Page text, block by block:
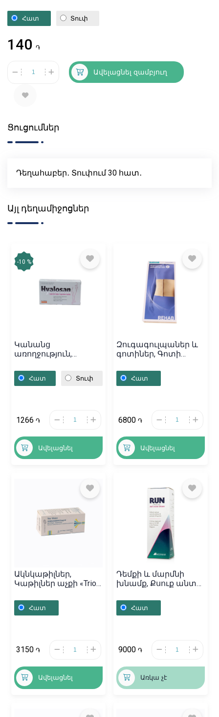
Հատ Տուփ
140 ֏
Ավելացնել զամբյուղ
Ցուցումներ
Դեղահաբեր․ Տուփում 30 հատ․
Այլ դեղամիջոցներ
-10 %
Կանանց
առողջություն,
5մգ, Սլովակիա
Հատ Տուփ
1266 ֏
Ավելացնել
Զուգագուլպաներ և
գոտիներ, Գոտի
Elast» 5, Լատվիա
Հատ
6800 ֏
Ավելացնել
Ակնկաթիլներ,
Կաթիլներ աչքի «Trio
Հատ
3150 ֏
Ավելացնել
Դեմքի և մարմնի
խնամք, Քսուք անտի-
Հունաստան
Հատ
9000 ֏
Առկա չէ